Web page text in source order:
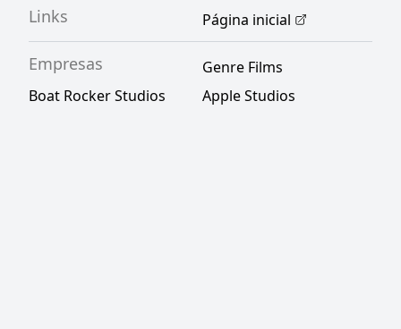
Links Página inicial
Empresas
Genre Films
Boat Rocker Studios
Apple Studios